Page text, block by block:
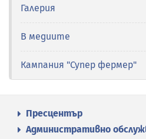
Галерия
В медиите
Кампания "Супер фермер"
Пресцентър
Административно